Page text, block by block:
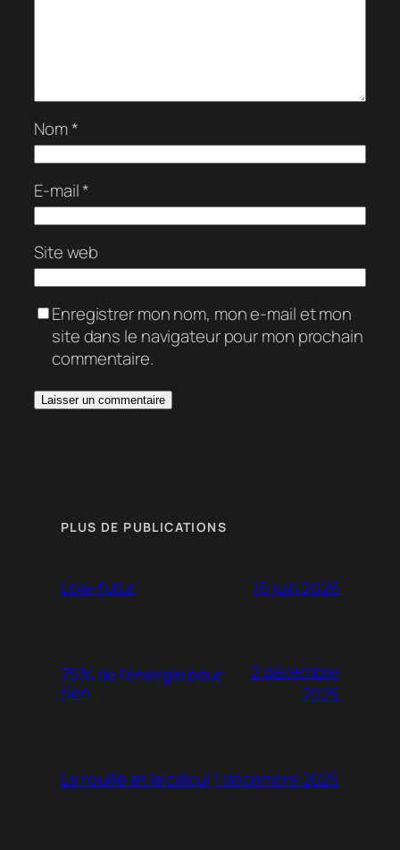
Nom*
E-mail*
Site web
Enregistrer mon nom, mon e-mail et mon
site dans le navigateur pour mon prochain
commentaire.
PLUS DE PUBLICATIONS
Low-futur 16 juin 2026
75% de l’énergie pour
rien
2 décembre
2025
La rouille et le calcul 1 décembre 2025